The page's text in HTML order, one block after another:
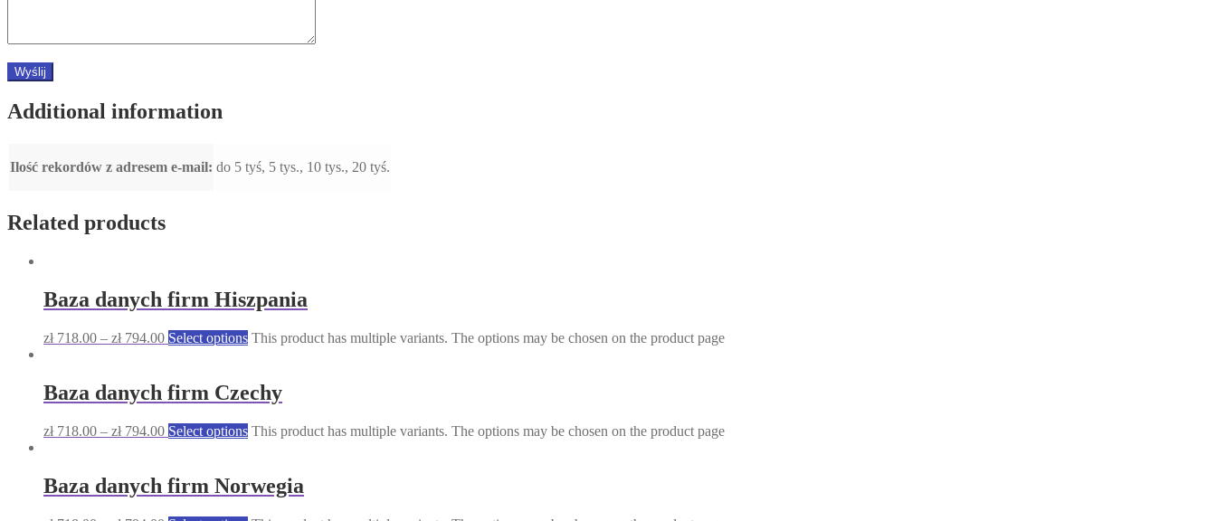
Additional information
Ilość rekordów z adresem e-mail: do 5 tyś, 5 tys., 10 tys., 20 tyś.
Related products
Baza danych firm Hiszpania
zł718.00 – zł794.00 Select options This product has multiple variants. The options may be chosen on the product page
Baza danych firm Czechy
zł718.00 – zł794.00 Select options This product has multiple variants. The options may be chosen on the product page
Baza danych firm Norwegia